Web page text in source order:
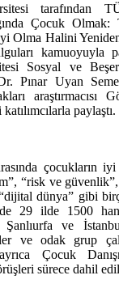
tarafından
Çocuk Olmak:
Olma Halini
kamuoyuyla
Sosyal ve
Pınar Uyan
araştırmacısı
paylaştı.
çocukların
“risk ve
dünya” gibi
29 ilde 1500
Şanlıurfa ve
ve odak grup
Çocuk
sürece dahil